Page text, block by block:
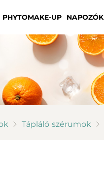
PHYTOMAKE-UP NAPOZÓK
Tápláló szérumok